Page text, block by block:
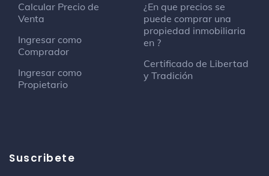
Calcular Precio de
Venta
Ingresar como
Comprador
Ingresar como
Propietario
¿En que precios se
puede comprar una
propiedad inmobiliaria
en ?
Certificado de Libertad
y Tradición
Suscribete